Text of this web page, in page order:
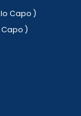
Capo )
)